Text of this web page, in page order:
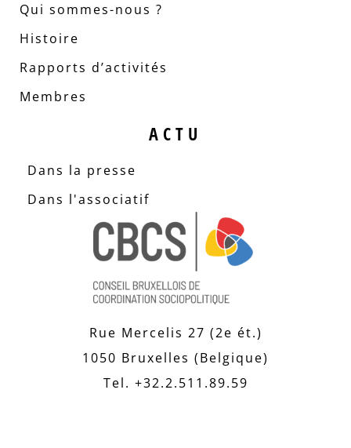
Qui sommes-nous ?
Histoire
Rapports d’activités
Membres
ACTU
Dans la presse
Dans l'associatif
Rue Mercelis 27 (2e ét.)
1050 Bruxelles (Belgique)
Tel. +32.2.511.89.59